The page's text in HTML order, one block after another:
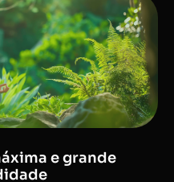
e grande